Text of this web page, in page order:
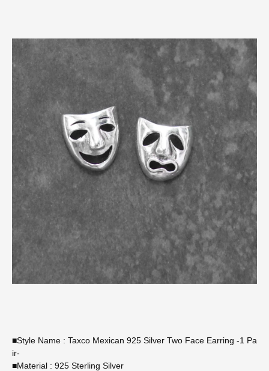
■Style Name : Taxco Mexican 925 Silver Two Face Earring -1 Pa
ir-
■Material : 925 Sterling Silver